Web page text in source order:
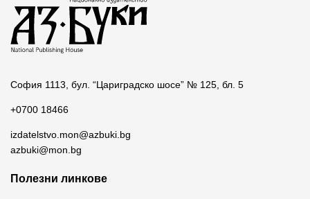
София 1113, бул. “Цариградско шосе” № 125, бл. 5
+0700 18466
izdatelstvo.mon@azbuki.bg
azbuki@mon.bg
Полезни линкове